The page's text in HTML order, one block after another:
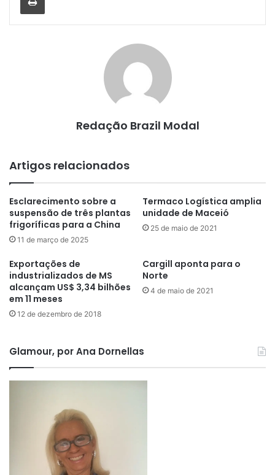
Redação Brazil Modal
Artigos relacionados
Esclarecimento sobre a
suspensão de três plantas
frigoríficas para a China
11 de março de 2025
Termaco Logística amplia
unidade de Maceió
25 de maio de 2021
Exportações de
industrializados de MS
alcançam US$ 3,34 bilhões
em 11 meses
12 de dezembro de 2018
Cargill aponta para o
Norte
4 de maio de 2021
Glamour, por Ana Dornellas